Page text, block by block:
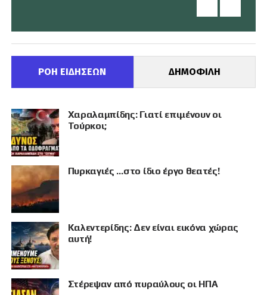
ΡΟΗ ΕΙΔΗΣΕΩΝ ΔΗΜΟΦΙΛΗ
Χαραλαμπίδης: Γιατί επιμένουν οι
Τούρκοι;
Πυρκαγιές …στο ίδιο έργο θεατές!
Καλεντερίδης: Δεν είναι εικόνα χώρας
αυτή!
Στέρεψαν από πυραύλους οι ΗΠΑ